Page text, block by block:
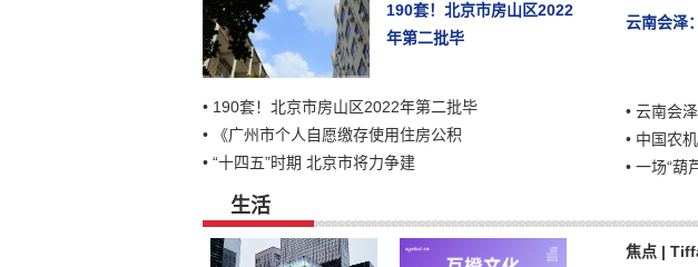
190套！北京市房山区2022
年第二批毕
• 190套！北京市房山区2022年第二批毕
•
《广州市个人自愿缴存使用住房公积
• “十四五”时期 北京市将力争建
云南会泽
• 云南会
• 中国农
• 一场“葫
生活
焦点 |